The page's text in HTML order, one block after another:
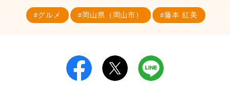
グルメ 岡山県（岡山市） 藤本 紅美